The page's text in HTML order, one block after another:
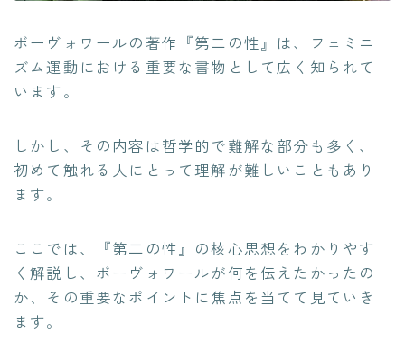
ボーヴォワールの著作『第二の性』は、フェミニ
ズム運動における重要な書物として広く知られて
います。
しかし、その内容は哲学的で難解な部分も多く、
初めて触れる人にとって理解が難しいこともあり
ます。
ここでは、『第二の性』の核心思想をわかりやす
く解説し、ボーヴォワールが何を伝えたかったの
か、その重要なポイントに焦点を当てて見ていき
ます。